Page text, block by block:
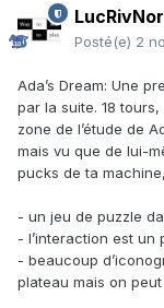
LucRivNor
Posté(e) 2
Ada’s Dream: Une
par la suite. 18
zone de l’étude de
mais vu que de lui-
pucks de ta
- un jeu de puzzle
- l’interaction est un
- beaucoup
plateau mais on